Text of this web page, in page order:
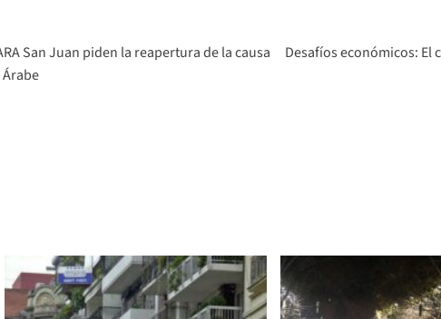
San Juan piden la reapertura de la causa
Desafíos económicos: El